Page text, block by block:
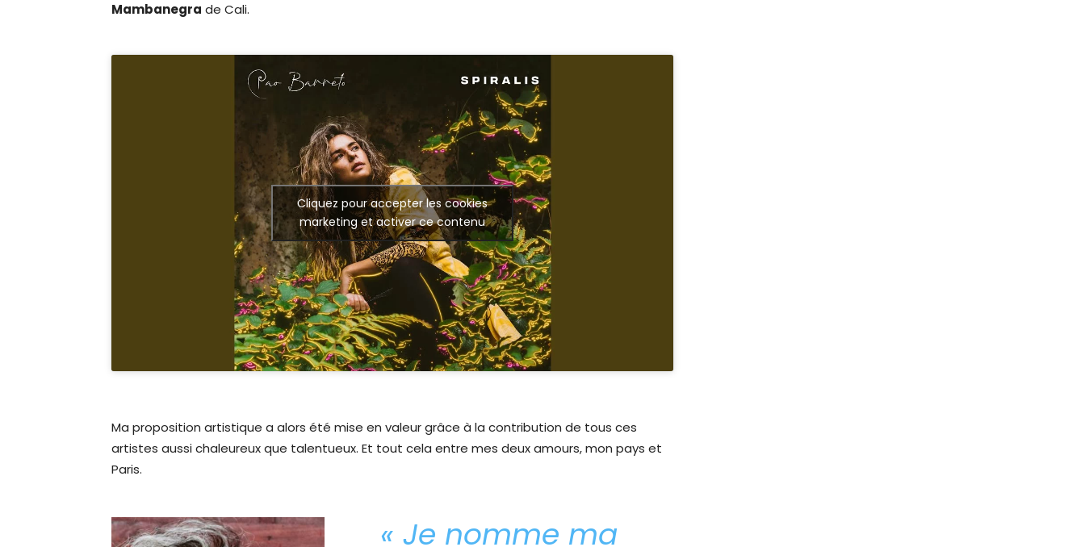
Mambanegra de Cali.
Cliquez pour accepter les cookies
marketing et activer ce contenu
Ma proposition artistique a alors été mise en valeur grâce à la contribution de tous ces
artistes aussi chaleureux que talentueux. Et tout cela entre mes deux amours, mon pays et
Paris.
« Je nomme ma